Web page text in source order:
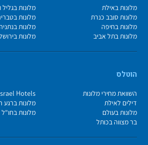
מלונות באילת
מלונות בגליל
מלונות סובב כנרת
מלונות
מלונות בחיפה
מלונות
מלונות בתל אביב
מלונות
הוטלס
השוואת מחירי מלונות
Hotels
דילים לאילת
מלונות ברגע
מלונות בעולם
מלונות בחו"ל
בר מצווה בכותל